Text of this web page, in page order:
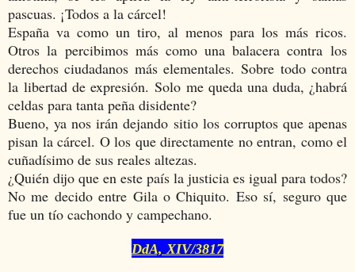
pascuas. ¡Todos a la cárcel!
España va como un tiro, al menos para los más ricos.
Otros la percibimos más como una balacera contra los
derechos ciudadanos más elementales. Sobre todo contra
la libertad de expresión. Solo me queda una duda, ¿habrá
celdas para tanta peña disidente?
Bueno, ya nos irán dejando sitio los corruptos que apenas
pisan la cárcel. O los que directamente no entran, como el
cuñadísimo de sus reales altezas.
¿Quién dijo que en este país la justicia es igual para todos?
No me decido entre Gila o Chiquito. Eso sí, seguro que
fue un tío cachondo y campechano.
DdA, XIV/3817